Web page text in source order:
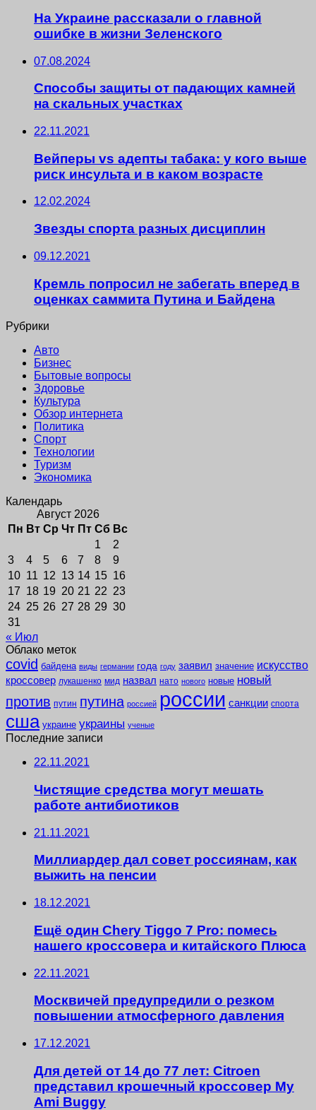
На Украине рассказали о главной
ошибке в жизни Зеленского
07.08.2024
Способы защиты от падающих камней
на скальных участках
22.11.2021
Вейперы vs адепты табака: у кого выше
риск инсульта и в каком возрасте
12.02.2024
Звезды спорта разных дисциплин
09.12.2021
Кремль попросил не забегать вперед в
оценках саммита Путина и Байдена
Рубрики
Авто
Бизнес
Бытовые вопросы
Здоровье
Культура
Обзор интернета
Политика
Спорт
Технологии
Туризм
Экономика
Календарь
Август 2026
Пн Вт Ср Чт Пт Сб Вс
1
2
3
4 5 6 7 8
9
10 11 12 13 14 15 16
17 18 19 20 21 22 23
24 25 26 27 28 29 30
31
« Июл
Облако меток
covid байдена виды германии года году заявил значение искусство
кроссовер лукашенко мид назвал нато нового новые новый
против путин путина россией россии санкции спорта
сша украине украины ученые
Последние записи
22.11.2021
Чистящие средства могут мешать
работе антибиотиков
21.11.2021
Миллиардер дал совет россиянам, как
выжить на пенсии
18.12.2021
Ещё один Chery Tiggo 7 Pro: помесь
нашего кроссовера и китайского Плюса
22.11.2021
Москвичей предупредили о резком
повышении атмосферного давления
17.12.2021
Для детей от 14 до 77 лет: Citroen
представил крошечный кроссовер My
Ami Buggy